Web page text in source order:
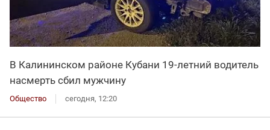
В Калининском районе Кубани 19-летний водитель
насмерть сбил мужчину
Общество сегодня, 12:20